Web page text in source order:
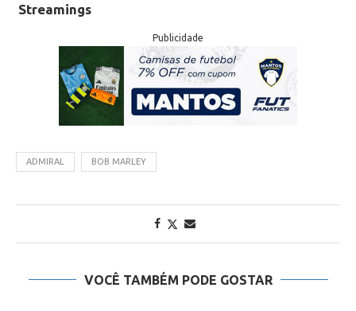
Streamings
Publicidade
ADMIRAL BOB MARLEY
VOCÊ TAMBÉM PODE GOSTAR